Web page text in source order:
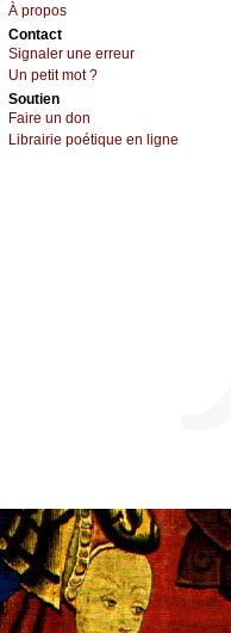
À prоpos
Cоntact
Signaler une errеur
Un pеtit mоt ?
Sоutien
Fаirе un dоn
Librairiе pоétique en lignе